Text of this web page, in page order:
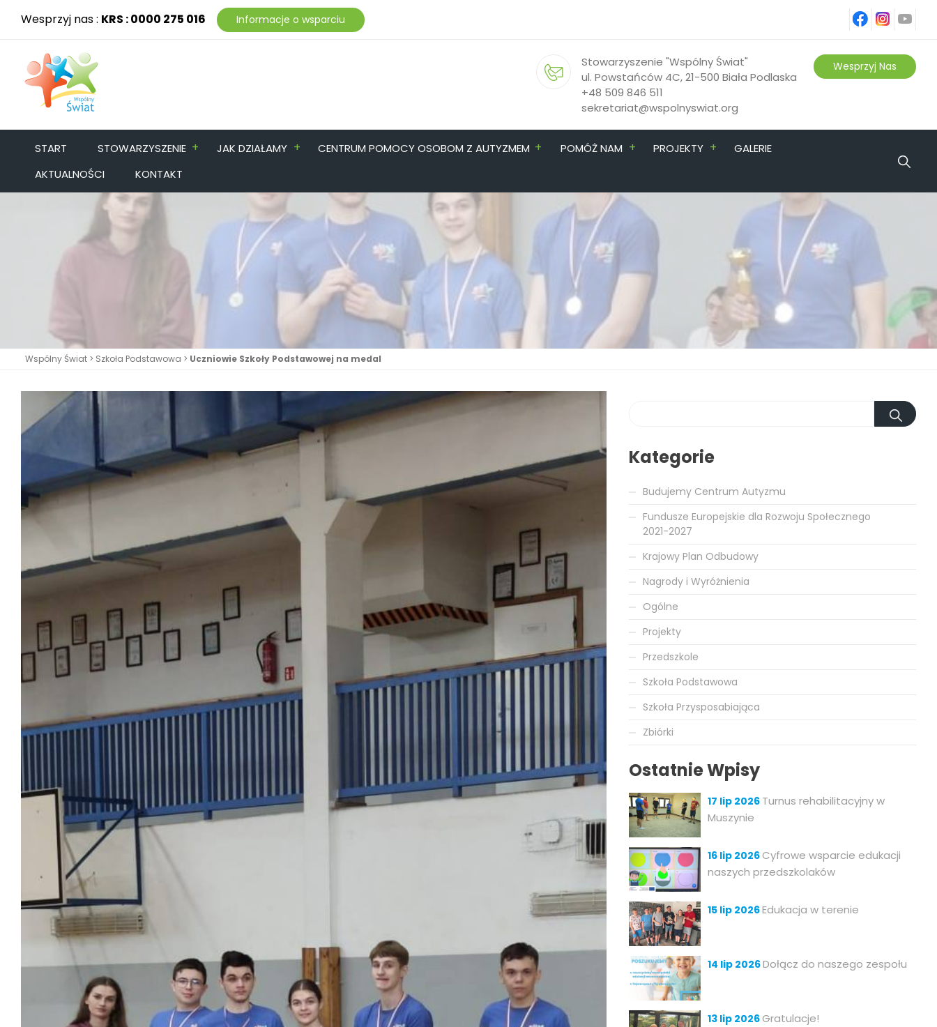
Wesprzyj nas : KRS : 0000 275 016 Informacje o wsparciu
ins
Stowarzyszenie "Wspólny Świat"
ul. Powstańców 4C, 21-500 Biała Podlaska
+48 509 846 511
sekretariat@wspolnyswiat.org
Wesprzyj Nas
START STOWARZYSZENIE + JAK DZIAŁAMY + CENTRUM POMOCY OSOBOM Z AUTYZMEM + POMÓŻ NAM + PROJEKTY +
GALERIE
AKTUALNOŚCI
KONTAKT
Wspólny Świat > Szkoła Podstawowa > Uczniowie Szkoły Podstawowej na medal
Kategorie
Budujemy Centrum Autyzmu
Fundusze Europejskie dla Rozwoju Społecznego
2021-2027
Krajowy Plan Odbudowy
Nagrody i Wyróżnienia
Ogólne
Projekty
Przedszkole
Szkoła Podstawowa
Szkoła Przysposabiająca
Zbiórki
Ostatnie Wpisy
17 lip 2026 Turnus rehabilitacyjny w
Muszynie
16 lip 2026 Cyfrowe wsparcie edukacji
naszych przedszkolaków
15 lip 2026Edukacja w terenie
14 lip 2026Dołącz do naszego zespołu
13 lip 2026 Gratulacje!